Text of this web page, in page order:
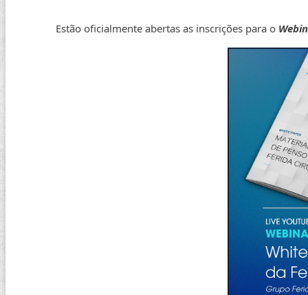
Estão oficialmente abertas as inscrições para o